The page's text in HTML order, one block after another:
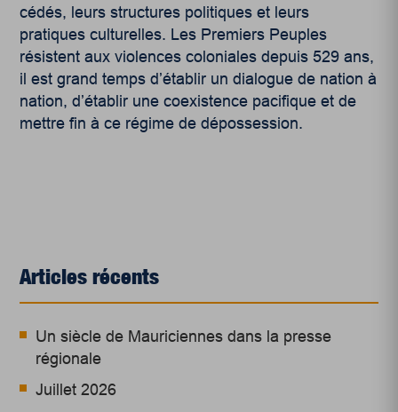
cédés, leurs structures politiques et leurs
pratiques culturelles. Les Premiers Peuples
résistent aux violences coloniales depuis 529 ans,
il est grand temps d’établir un dialogue de nation à
nation, d’établir une coexistence pacifique et de
mettre fin à ce régime de dépossession.
Articles récents
Un siècle de Mauriciennes dans la presse
régionale
Juillet 2026